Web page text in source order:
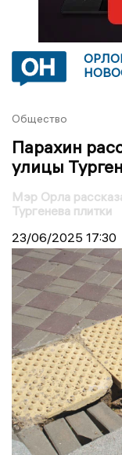
Общество
Парахин
улицы
Мэр Орла
Тургенева плитки
23/06/2025 17:30